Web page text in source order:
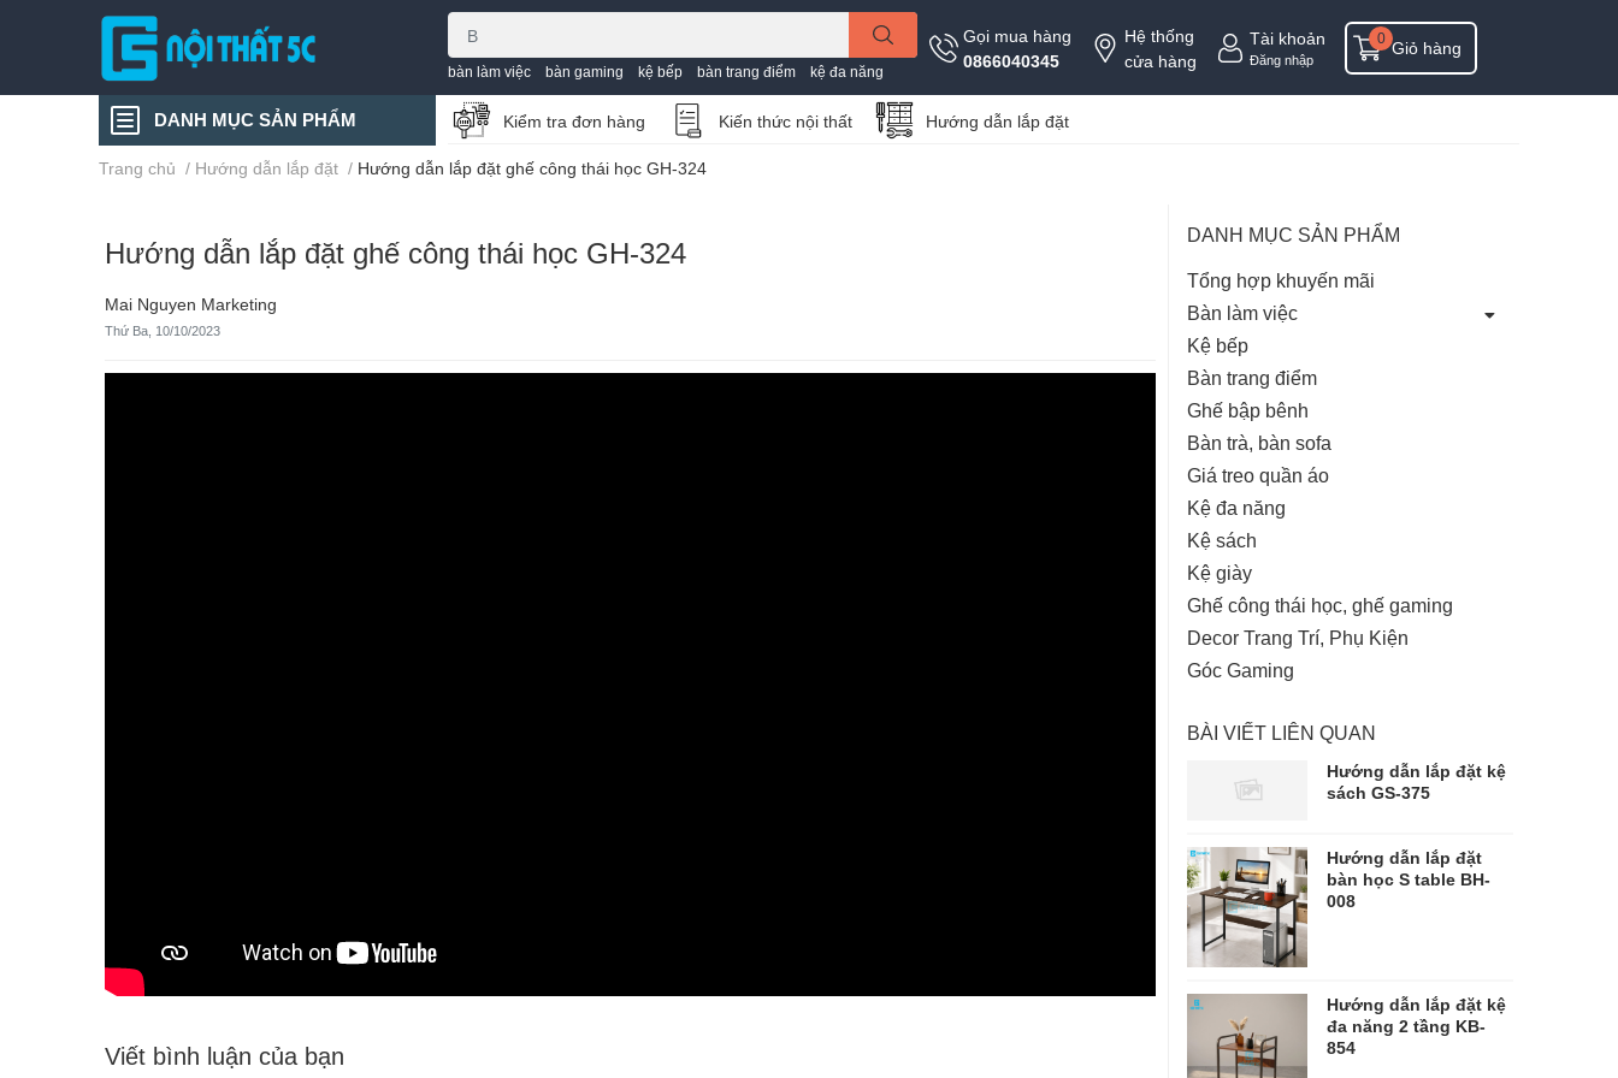
bàn làm việc bàn gaming kệ bếp bàn trang điểm kệ đa năng
Gọi mua hàng
0866040345
Hệ thống
cửa hàng
Tài khoản
Đăng nhập
Giỏ hàng
0
DANH MỤC SẢN PHẨM Kiểm tra đơn hàng Kiến thức nội thất Hướng dẫn lắp đặt
Trang chủ / Hướng dẫn lắp đặt / Hướng dẫn lắp đặt ghế công thái học GH-324
Hướng dẫn lắp đặt ghế công thái học GH-324
Mai Nguyen Marketing
Thứ Ba, 10/10/2023
Viết bình luận của bạn
DANH MỤC SẢN PHẨM
Tổng hợp khuyến mãi
Bàn làm việc
Kệ bếp
Bàn trang điểm
Ghế bập bênh
Bàn trà, bàn sofa
Giá treo quần áo
Kệ đa năng
Kệ sách
Kệ giày
Ghế công thái học, ghế gaming
Decor Trang Trí, Phụ Kiện
Góc Gaming
BÀI VIẾT LIÊN QUAN
Hướng dẫn lắp đặt kệ
sách GS-375
Hướng dẫn lắp đặt
bàn học S table BH-
008
Hướng dẫn lắp đặt kệ
đa năng 2 tầng KB-
854